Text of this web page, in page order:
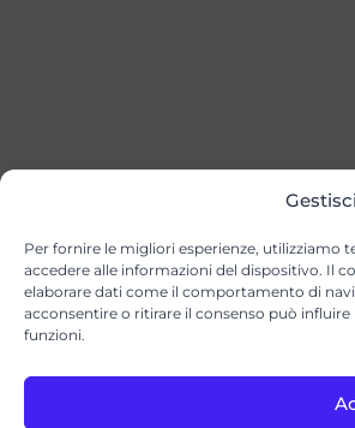
Per fornire le migliori esperienze, utilizziamo
accedere alle informazioni del dispositivo. Il
elaborare dati come il comportamento di
acconsentire o ritirare il consenso può
funzioni.